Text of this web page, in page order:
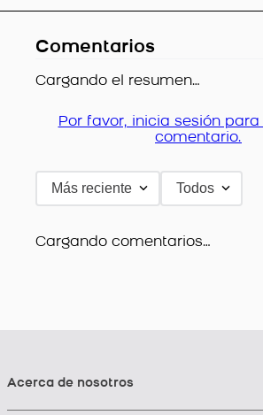
Comentarios
Cargando el resumen…
Por favor, inicia sesión
comentario.
Más reciente Todos
Cargando comentarios…
Acerca de nosotros